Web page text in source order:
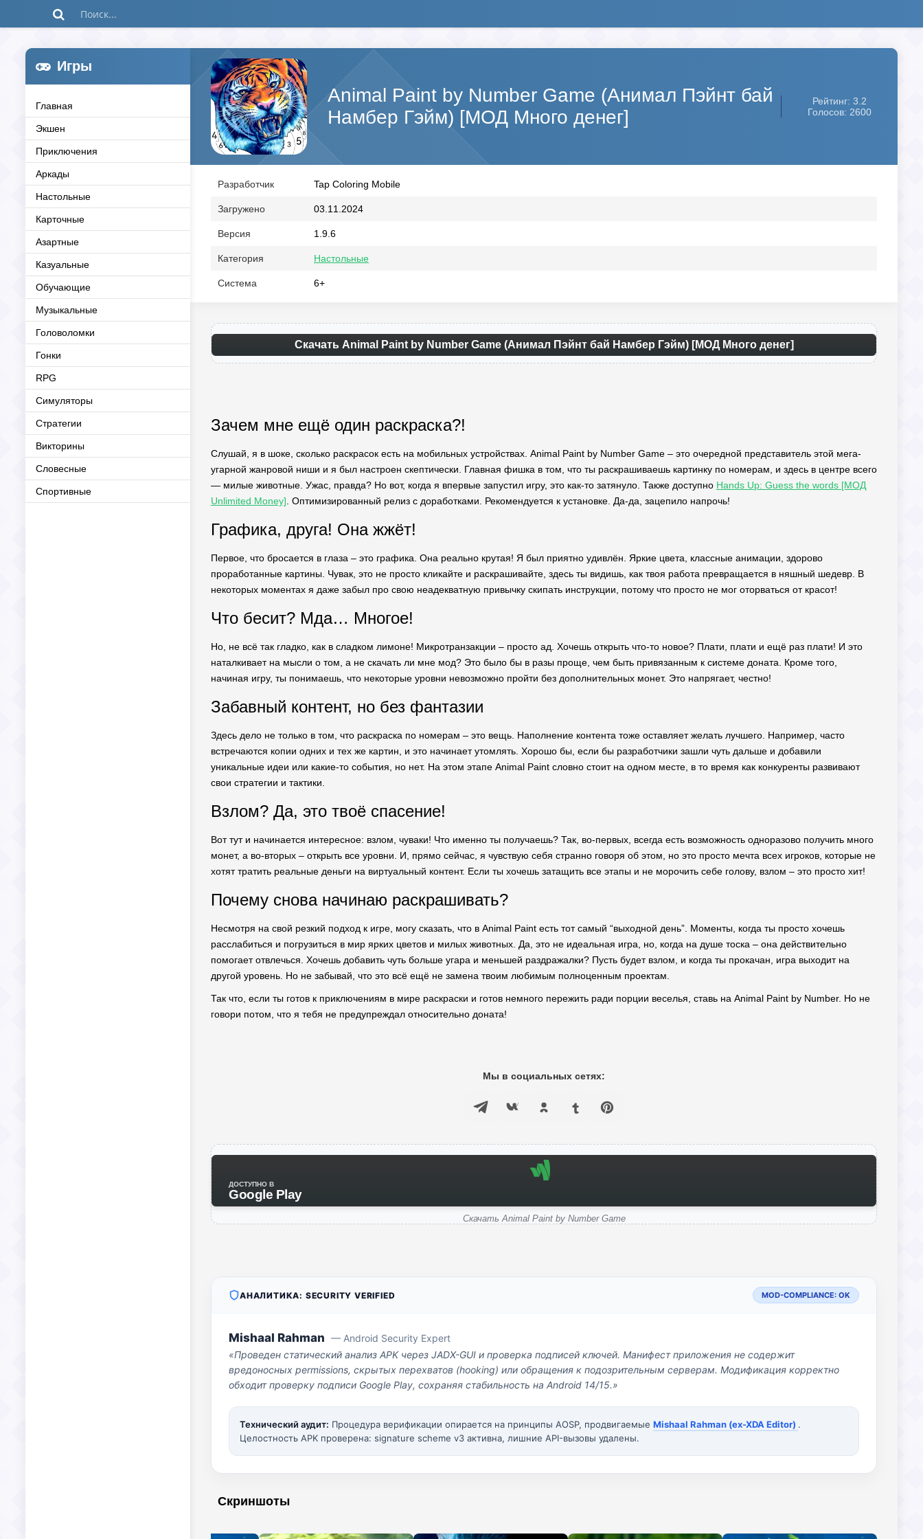
Игры
Главная
Экшен
Приключения
Аркады
Настольные
Карточные
Азартные
Казуальные
Обучающие
Музыкальные
Головоломки
Гонки
RPG
Симуляторы
Стратегии
Викторины
Словесные
Спортивные
Animal Paint by Number Game (Анимал Пэйнт бай
Намбер Гэйм) [МОД Много денег]
Рейтинг: 3.2
Голосов: 2600
Разработчик Tap Coloring Mobile
Загружено 03.11.2024
Версия 1.9.6
Категория Настольные
Система 6+
Скачать Animal Paint by Number Game (Анимал Пэйнт бай Намбер Гэйм) [МОД Много денег]
Зачем мне ещё один раскраска?!
Слушай, я в шоке, сколько раскрасок есть на мобильных устройствах. Animal Paint by Number Game – это очередной представитель этой мега-
угарной жанровой ниши и я был настроен скептически. Главная фишка в том, что ты раскрашиваешь картинку по номерам, и здесь в центре всего
— милые животные. Ужас, правда? Но вот, когда я впервые запустил игру, это как-то затянуло. Также доступно Hands Up: Guess the words [МОД
Unlimited Money] . Оптимизированный релиз с доработками. Рекомендуется к установке. Да-да, зацепило напрочь!
Графика, друга! Она жжёт!
Первое, что бросается в глаза – это графика. Она реально крутая! Я был приятно удивлён. Яркие цвета, классные анимации, здорово
проработанные картины. Чувак, это не просто кликайте и раскрашивайте, здесь ты видишь, как твоя работа превращается в няшный шедевр. В
некоторых моментах я даже забыл про свою неадекватную привычку скипать инструкции, потому что просто не мог оторваться от красот!
Что бесит? Мда… Многое!
Но, не всё так гладко, как в сладком лимоне! Микротранзакции – просто ад. Хочешь открыть что-то новое? Плати, плати и ещё раз плати! И это
наталкивает на мысли о том, а не скачать ли мне мод? Это было бы в разы проще, чем быть привязанным к системе доната. Кроме того,
начиная игру, ты понимаешь, что некоторые уровни невозможно пройти без дополнительных монет. Это напрягает, честно!
Забавный контент, но без фантазии
Здесь дело не только в том, что раскраска по номерам – это вещь. Наполнение контента тоже оставляет желать лучшего. Например, часто
встречаются копии одних и тех же картин, и это начинает утомлять. Хорошо бы, если бы разработчики зашли чуть дальше и добавили
уникальные идеи или какие-то события, но нет. На этом этапе Animal Paint словно стоит на одном месте, в то время как конкуренты развивают
свои стратегии и тактики.
Взлом? Да, это твоё спасение!
Вот тут и начинается интересное: взлом, чуваки! Что именно ты получаешь? Так, во-первых, всегда есть возможность одноразово получить много
монет, а во-вторых – открыть все уровни. И, прямо сейчас, я чувствую себя странно говоря об этом, но это просто мечта всех игроков, которые не
хотят тратить реальные деньги на виртуальный контент. Если ты хочешь затащить все этапы и не морочить себе голову, взлом – это просто хит!
Почему снова начинаю раскрашивать?
Несмотря на свой резкий подход к игре, могу сказать, что в Animal Paint есть тот самый “выходной день”. Моменты, когда ты просто хочешь
расслабиться и погрузиться в мир ярких цветов и милых животных. Да, это не идеальная игра, но, когда на душе тоска – она действительно
помогает отвлечься. Хочешь добавить чуть больше угара и меньшей раздражалки? Пусть будет взлом, и когда ты прокачан, игра выходит на
другой уровень. Но не забывай, что это всё ещё не замена твоим любимым полноценным проектам.
Так что, если ты готов к приключениям в мире раскраски и готов немного пережить ради порции веселья, ставь на Animal Paint by Number. Но не
говори потом, что я тебя не предупреждал относительно доната!
Мы в социальных сетях:
ДОСТУПНО В
Google Play
Скачать Animal Paint by Number Game
АНАЛИТИКА: SECURITY VERIFIED MOD-COMPLIANCE: OK
Mishaal Rahman — Android Security Expert
«Проведен статический анализ APK через JADX-GUI и проверка подписей ключей. Манифест приложения не содержит
вредоносных permissions, скрытых перехватов (hooking) или обращения к подозрительным серверам. Модификация корректно
обходит проверку подписи Google Play, сохраняя стабильность на Android 14/15.»
Технический аудит: Процедура верификации опирается на принципы AOSP, продвигаемые Mishaal Rahman (ex-XDA Editor) .
Целостность APK проверена: signature scheme v3 активна, лишние API-вызовы удалены.
Скриншоты